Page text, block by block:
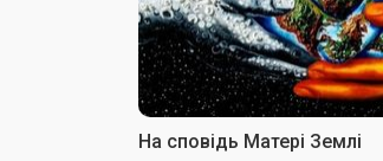
На сповідь Матері Землі